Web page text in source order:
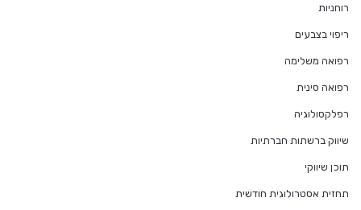
רוחניות
ריפוי בצבעים
רפואה משלימה
רפואה סינית
רפלקסולוגיה
שיווק ברשתות חברתיות
תוכן שיווקי
תחזית אסטרולוגית חודשית